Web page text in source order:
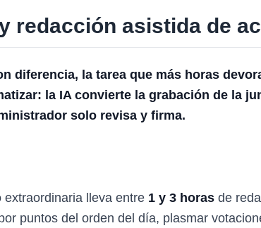
redacción asistida de
diferencia, la tarea que más horas
la IA convierte la grabación de la
solo revisa y firma.
lleva entre 1 y 3 horas de
puntos del orden del día, plasmar